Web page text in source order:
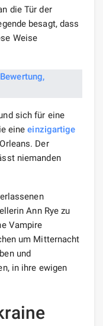
die Tür der
besagt, dass
Weise
sich für eine
eineeinzigartige
Der
niemanden
Ann Rye zu
Vampire
um Mitternacht
und
in ihre ewigen